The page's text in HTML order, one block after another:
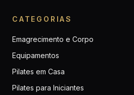
CATEGORIAS
Emagrecimento e Corpo
Equipamentos
Pilates em Casa
Pilates para Iniciantes